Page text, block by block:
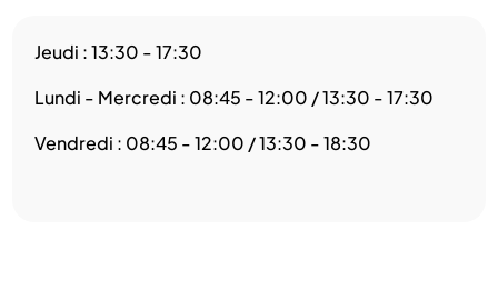
Jeudi : 13:30 - 17:30
Lundi - Mercredi : 08:45 - 12:00 / 13:30 - 17:30
Vendredi : 08:45 - 12:00 / 13:30 - 18:30